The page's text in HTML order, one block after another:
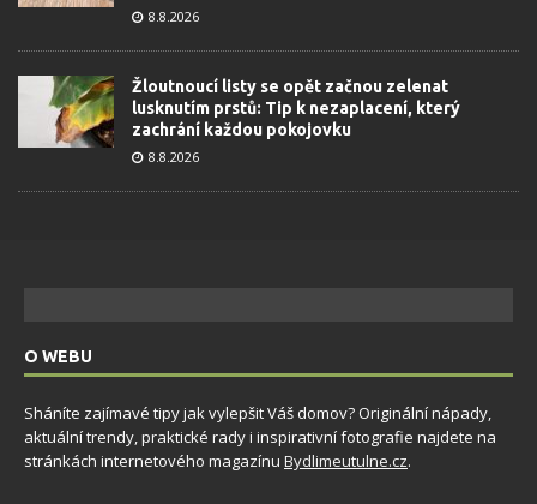
8.8.2026
Žloutnoucí listy se opět začnou zelenat
lusknutím prstů: Tip k nezaplacení, který
zachrání každou pokojovku
8.8.2026
O WEBU
Sháníte zajímavé tipy jak vylepšit Váš domov? Originální nápady,
aktuální trendy, praktické rady i inspirativní fotografie najdete na
stránkách internetového magazínu Bydlimeutulne.cz.